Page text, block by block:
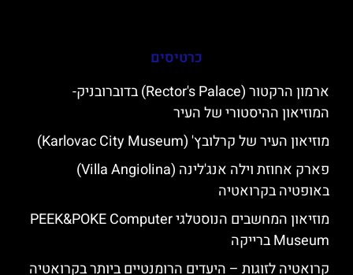
כרטיסים
ארמון הרקטור (Rector's Palace) בדוברובניק-
המוזיאון ההיסטורי של העיר
מוזיאון העיר של קרלובץ' (Karlovac City Museum)
פארק אחוזת וילה אנג'לינה (Villa Angiolina)
באופטיה בקרואטיה
מוזיאון המחשבים הנוסטלגי PEEK&POKE Computer
Museum ברייקה
קרואטיה לזוגות – היעדים הרומנטיים ביותר בקרואטיה